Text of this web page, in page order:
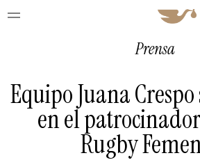
Prensa
Equipo Juana
en el
Rugby